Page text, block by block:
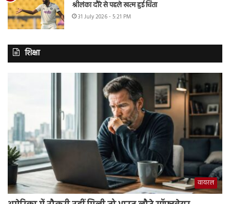
श्रीलंका दौरे से पहले खत्म हुई चिंता
31 July 2026 - 5:21 PM
शिक्षा
वायरल